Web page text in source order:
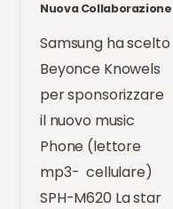
Nuova Collaborazione
Samsung ha scelto
Beyonce Knowels
per sponsorizzare
il nuovo music
Phone (lettore
mp3- cellulare)
SPH-M620 La star